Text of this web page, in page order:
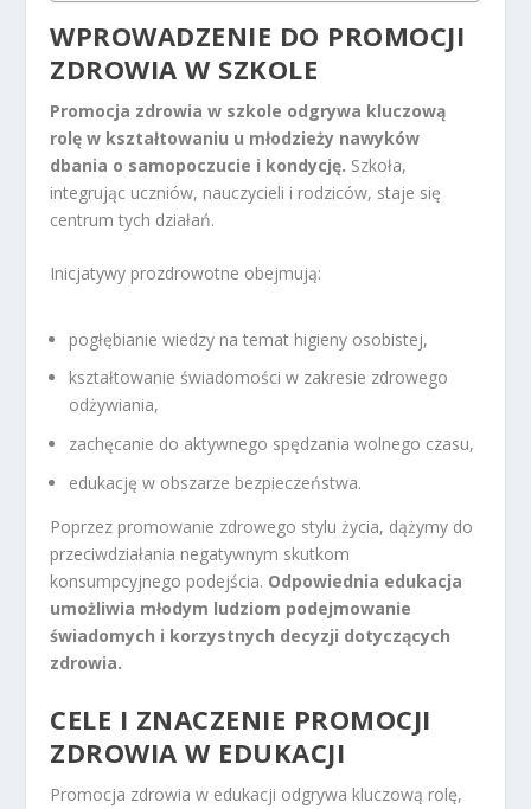
WPROWADZENIE DO PROMOCJI
ZDROWIA W SZKOLE
Promocja zdrowia w szkole odgrywa kluczową
rolę w kształtowaniu u młodzieży nawyków
dbania o samopoczucie i kondycję. Szkoła,
integrując uczniów, nauczycieli i rodziców, staje się
centrum tych działań.
Inicjatywy prozdrowotne obejmują:
pogłębianie wiedzy na temat higieny osobistej,
kształtowanie świadomości w zakresie zdrowego
odżywiania,
zachęcanie do aktywnego spędzania wolnego czasu,
edukację w obszarze bezpieczeństwa.
Poprzez promowanie zdrowego stylu życia, dążymy do
przeciwdziałania negatywnym skutkom
konsumpcyjnego podejścia. Odpowiednia edukacja
umożliwia młodym ludziom podejmowanie
świadomych i korzystnych decyzji dotyczących
zdrowia.
CELE I ZNACZENIE PROMOCJI
ZDROWIA W EDUKACJI
Promocja zdrowia w edukacji odgrywa kluczową rolę,